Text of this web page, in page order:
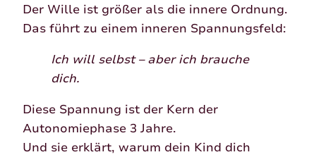
Der Wille ist größer als die innere Ordnung.
Das führt zu einem inneren Spannungsfeld:
Ich will selbst – aber ich brauche
dich.
Diese Spannung ist der Kern der
Autonomiephase 3 Jahre.
Und sie erklärt, warum dein Kind dich